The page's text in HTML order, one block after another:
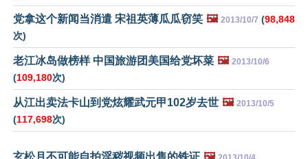
党拿这个新闻当消遣 宋祖英薄瓜瓜窃笑 🖼️ 2013/10/7 (98,848
次)
老江冰岛做榜样 中国旅游团美国给党坏菜 🖼️ 2013/10/6
(109,180次)
从江出卖法卡山到党炫耀武元甲102岁去世 🖼️ 2013/10/5
(117,698次)
玄松月不可能自拍淫秽视频出售的铁证 🖼️